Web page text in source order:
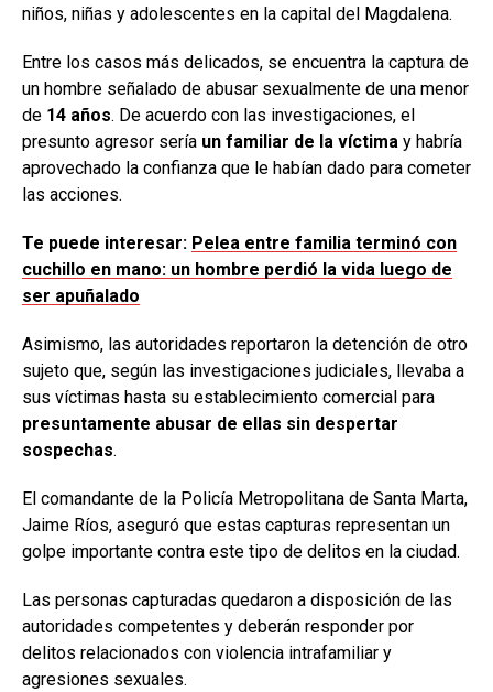
niños, niñas y adolescentes en la capital del Magdalena.
Entre los casos más delicados, se encuentra la captura de
un hombre señalado de abusar sexualmente de una menor
de 14 años. De acuerdo con las investigaciones, el
presunto agresor sería un familiar de la víctima y habría
aprovechado la confianza que le habían dado para cometer
las acciones.
Te puede interesar: Pelea entre familia terminó con
cuchillo en mano: un hombre perdió la vida luego de
ser apuñalado
Asimismo, las autoridades reportaron la detención de otro
sujeto que, según las investigaciones judiciales, llevaba a
sus víctimas hasta su establecimiento comercial para
presuntamente abusar de ellas sin despertar
sospechas.
El comandante de la Policía Metropolitana de Santa Marta,
Jaime Ríos, aseguró que estas capturas representan un
golpe importante contra este tipo de delitos en la ciudad.
Las personas capturadas quedaron a disposición de las
autoridades competentes y deberán responder por
delitos relacionados con violencia intrafamiliar y
agresiones sexuales.